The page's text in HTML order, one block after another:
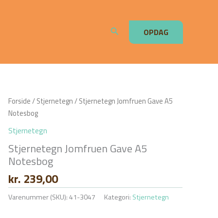
Søg OPDAG
Forside/Stjernetegn/ Stjernetegn Jomfruen Gave A5
Notesbog
Stjernetegn
Stjernetegn Jomfruen Gave A5
Notesbog
kr. 239,00
Varenummer (SKU):41-3047 Kategori: Stjernetegn